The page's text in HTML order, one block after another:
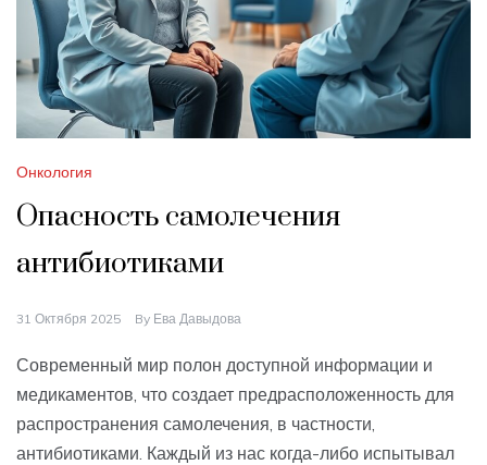
Онкология
Опасность самолечения
антибиотиками
31 Октября 2025 By Ева Давыдова
Современный мир полон доступной информации и
медикаментов, что создает предрасположенность для
распространения самолечения, в частности,
антибиотиками. Каждый из нас когда-либо испытывал